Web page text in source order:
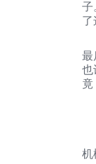
子
了
最
也
竟
机